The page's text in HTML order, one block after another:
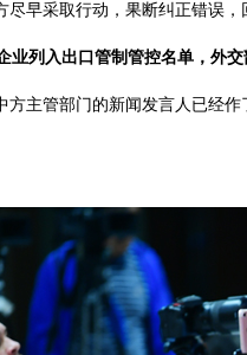
尽早采取行动，果断纠正错误
业列入出口管制管控名单，外
方主管部门的新闻发言人已经